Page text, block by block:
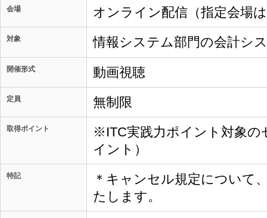
会場 オンライン配信（指定会場
対象 情報システム部門の会計シ
開催形式 動画視聴
定員 無制限
取得ポイント
※ITC実践力ポイント対象の
イント）
特記
＊キャンセル規定について
たします。